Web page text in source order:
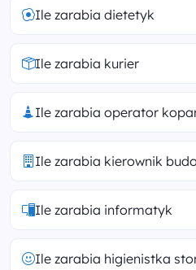
Ile zarabia dietetyk
Ile zarabia kurier
Ile zarabia operator
Ile zarabia kierownik
Ile zarabia informatyk
Ile zarabia higienistka